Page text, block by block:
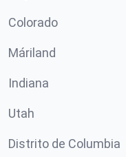
Colorado
Máriland
Indiana
Utah
Distrito de Columbia